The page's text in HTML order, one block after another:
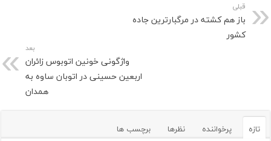
قبلی
باز هم کشته در مرگبارترین جاده
کشور
بعد
واژگونی خونین اتوبوس زائران
اربعین حسینی در اتوبان ساوه به
همدان
تازه پرخواننده نظرها
برچسب ها